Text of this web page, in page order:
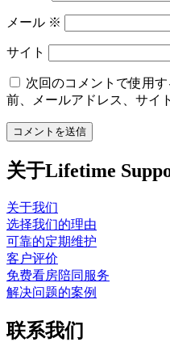
メール ※
サイト
次回のコメントで使用
前、メールアドレス、サイ
关于Lifetime
关于我们
选择我们的理由
可靠的定期维护
客户评价
免费看房陪同服务
解决问题的案例
联系我们